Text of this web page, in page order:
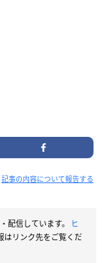
記事の内容について報告する
配信しています。
ヒ
はリンク先をご覧くだ